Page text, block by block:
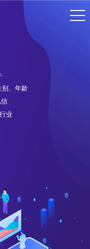
别、年龄
业